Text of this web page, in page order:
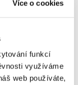
Více o cookies
funkcí
využíváme
web používáte,
+1 570 Kč